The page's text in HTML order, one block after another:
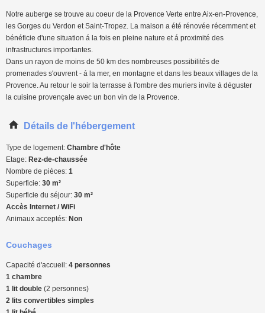
Notre auberge se trouve au coeur de la Provence Verte entre Aix-en-Provence,
les Gorges du Verdon et Saint-Tropez. La maison a été rénovée récemment et
bénéficie d'une situation á la fois en pleine nature et á proximité des
infrastructures importantes.
Dans un rayon de moins de 50 km des nombreuses possibilités de
promenades s'ouvrent - á la mer, en montagne et dans les beaux villages de la
Provence. Au retour le soir la terrasse á l'ombre des muriers invite á déguster
la cuisine provençale avec un bon vin de la Provence.
Détails de l'hébergement
Type de logement: Chambre d'hôte
Etage: Rez-de-chaussée
Nombre de pièces: 1
Superficie: 30 m²
Superficie du séjour: 30 m²
Accès Internet / WiFi
Animaux acceptés: Non
Couchages
Capacité d'accueil: 4 personnes
1 chambre
1 lit double (2 personnes)
2 lits convertibles simples